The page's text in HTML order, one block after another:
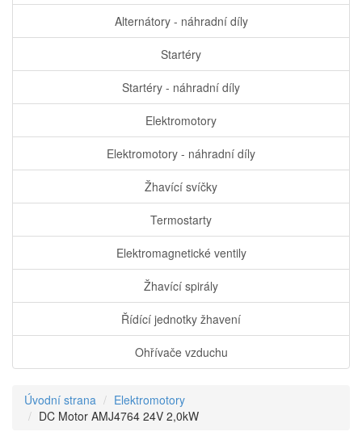
Alternátory - náhradní díly
Startéry
Startéry - náhradní díly
Elektromotory
Elektromotory - náhradní díly
Žhavící svíčky
Termostarty
Elektromagnetické ventily
Žhavící spirály
Řídící jednotky žhavení
Ohřívače vzduchu
Úvodní strana
Elektromotory
DC Motor AMJ4764 24V 2,0kW